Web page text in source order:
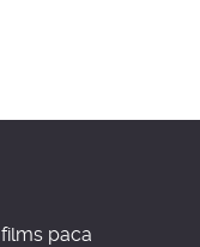
paca